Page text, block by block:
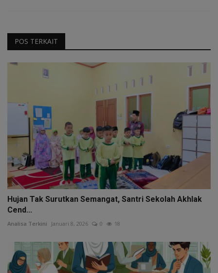
POS TERKAIT
Hujan Tak Surutkan Semangat, Santri Sekolah Akhlak
Cend...
Analisa Terkini Januari 8, 2026 0 18